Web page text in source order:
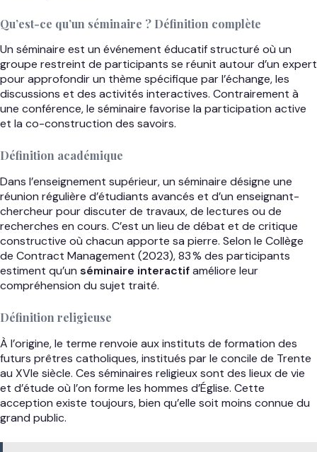
Qu’est-ce qu’un séminaire ? Définition complète
Un séminaire est un événement éducatif structuré où un
groupe restreint de participants se réunit autour d’un expert
pour approfondir un thème spécifique par l’échange, les
discussions et des activités interactives. Contrairement à
une conférence, le séminaire favorise la participation active
et la co-construction des savoirs.
Définition académique
Dans l’enseignement supérieur, un séminaire désigne une
réunion régulière d’étudiants avancés et d’un enseignant-
chercheur pour discuter de travaux, de lectures ou de
recherches en cours. C’est un lieu de débat et de critique
constructive où chacun apporte sa pierre. Selon le Collège
de Contract Management (2023), 83 % des participants
estiment qu’un séminaire interactifaméliore leur
compréhension du sujet traité.
Définition religieuse
À l’origine, le terme renvoie aux instituts de formation des
futurs prêtres catholiques, institués par le concile de Trente
au XVIe siècle. Ces séminaires religieux sont des lieux de vie
et d’étude où l’on forme les hommes d’Église. Cette
acception existe toujours, bien qu’elle soit moins connue du
grand public.